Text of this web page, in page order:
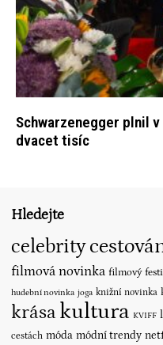
Schwarzenegger plnil
dvacet tisíc
Hledejte
celebrity
filmová novinka filmový
hudební novinka joga knižní novinka
krása kultura KVIFF
cestách móda módní trendy